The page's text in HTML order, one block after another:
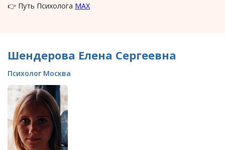
👉 Путь Психолога MAX
Шендерова Елена Сергеевна
Психолог Москва